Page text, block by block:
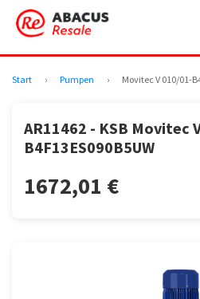
Start › Pumpen › Movitec V 010/01-
AR11462 - KSB Movitec
B4F13ES090B5UW
1672,01 €